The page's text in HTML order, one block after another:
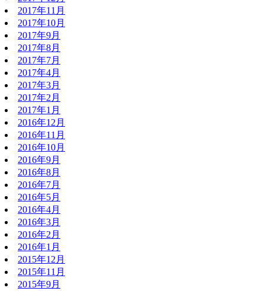
2017年11月
2017年10月
2017年9月
2017年8月
2017年7月
2017年4月
2017年3月
2017年2月
2017年1月
2016年12月
2016年11月
2016年10月
2016年9月
2016年8月
2016年7月
2016年5月
2016年4月
2016年3月
2016年2月
2016年1月
2015年12月
2015年11月
2015年9月